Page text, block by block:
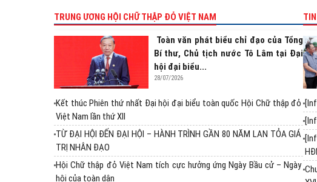
TRUNG ƯƠNG HỘI CHỮ THẬP ĐỎ VIỆT NAM
Toàn văn phát biểu chỉ đạo của Tổng
Bí thư, Chủ tịch nước Tô Lâm tại Đại
hội đại biểu...
28/07/2026
Kết thúc Phiên thứ nhất Đại hội đại biểu toàn quốc Hội Chữ thập đỏ
Việt Nam lần thứ XII
TỪ ĐẠI HỘI ĐẾN ĐẠI HỘI – HÀNH TRÌNH GẦN 80 NĂM LAN TỎA GIÁ
TRỊ NHÂN ĐẠO
Hội Chữ thập đỏ Việt Nam tích cực hưởng ứng Ngày Bầu cử – Ngày
hội của toàn dân